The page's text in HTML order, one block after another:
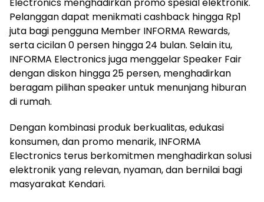
Pelanggan dapat menikmati cashback hingga Rp1
juta bagi pengguna Member INFORMA Rewards,
serta cicilan 0 persen hingga 24 bulan. Selain itu,
INFORMA Electronics juga menggelar Speaker Fair
dengan diskon hingga 25 persen, menghadirkan
beragam pilihan speaker untuk menunjang hiburan
di rumah.
Dengan kombinasi produk berkualitas, edukasi
konsumen, dan promo menarik, INFORMA
Electronics terus berkomitmen menghadirkan solusi
elektronik yang relevan, nyaman, dan bernilai bagi
masyarakat Kendari.